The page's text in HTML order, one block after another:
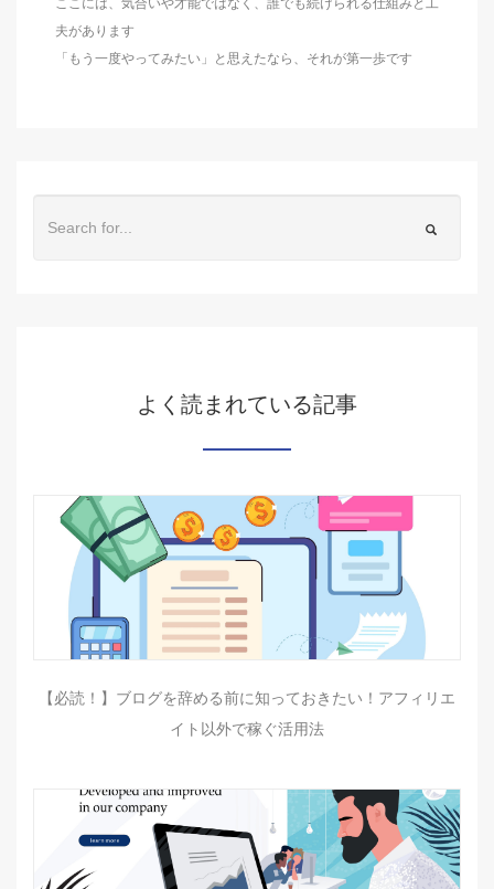
夫があります
「もう一度やってみたい」と思えたなら、それが第一歩です
よく読まれている記事
【必読！】ブログを辞める前に知っておきたい！アフィリエ
イト以外で稼ぐ活用法